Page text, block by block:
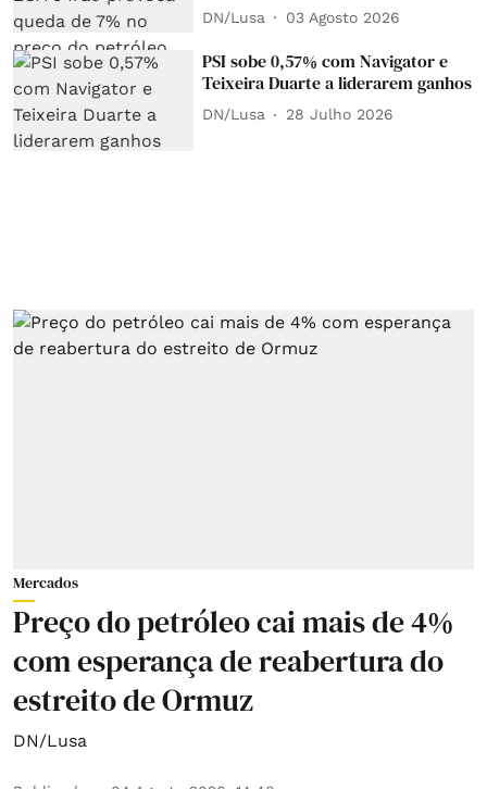
DN/Lusa 03 Agosto 2026
PSI sobe 0,57% com Navigator e
Teixeira Duarte a liderarem ganhos
DN/Lusa 28 Julho 2026
Mercados
Preço do petróleo cai mais de 4%
com esperança de reabertura do
estreito de Ormuz
DN/Lusa